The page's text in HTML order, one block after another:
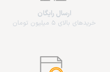
ارسال رایگان
خریدهای بالای 5 میلیون تومان